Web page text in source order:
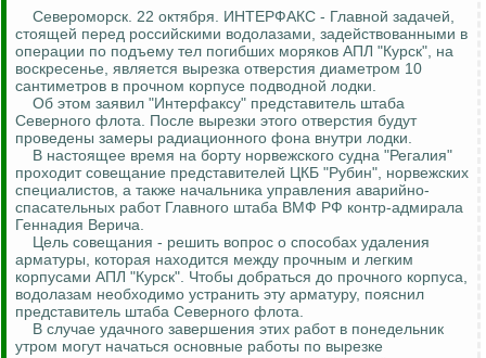
Североморск. 22 октября. ИНТЕРФАКС - Главной задачей,
стоящей перед российскими водолазами, задействованными в
операции по подъему тел погибших моряков АПЛ "Курск", на
воскресенье, является вырезка отверстия диаметром 10
сантиметров в прочном корпусе подводной лодки.
Об этом заявил "Интерфаксу" представитель штаба
Северного флота. После вырезки этого отверстия будут
проведены замеры радиационного фона внутри лодки.
В настоящее время на борту норвежского судна "Регалия"
проходит совещание представителей ЦКБ "Рубин", норвежских
специалистов, а также начальника управления аварийно-
спасательных работ Главного штаба ВМФ РФ контр-адмирала
Геннадия Верича.
Цель совещания - решить вопрос о способах удаления
арматуры, которая находится между прочным и легким
корпусами АПЛ "Курск". Чтобы добраться до прочного корпуса,
водолазам необходимо устранить эту арматуру, пояснил
представитель штаба Северного флота.
В случае удачного завершения этих работ в понедельник
утром могут начаться основные работы по вырезке